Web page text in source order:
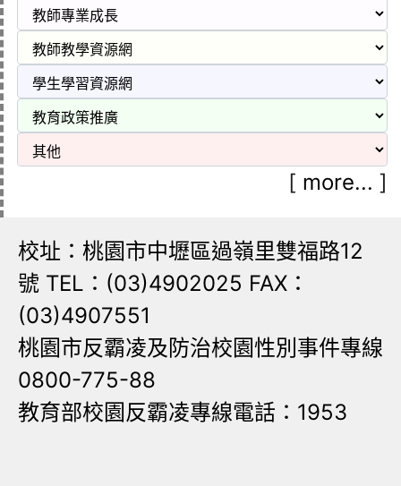
[ more... ]
校址：桃園市中壢區過嶺里雙福路12
號 TEL：(03)4902025 FAX：
(03)4907551
桃園市反霸凌及防治校園性別事件專線
0800-775-88
教育部校園反霸凌專線電話：1953